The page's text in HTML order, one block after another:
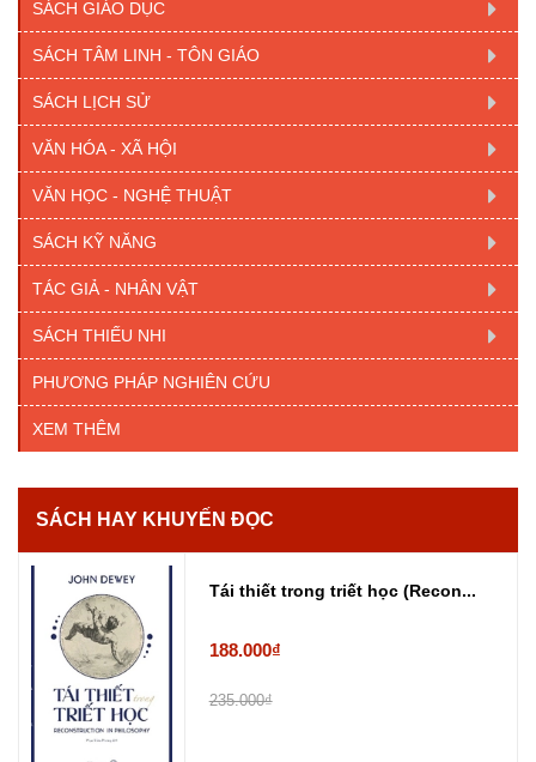
SÁCH GIÁO DỤC
SÁCH TÂM LINH - TÔN GIÁO
SÁCH LỊCH SỬ
VĂN HÓA - XÃ HỘI
VĂN HỌC - NGHỆ THUẬT
SÁCH KỸ NĂNG
TÁC GIẢ - NHÂN VẬT
SÁCH THIẾU NHI
PHƯƠNG PHÁP NGHIÊN CỨU
XEM THÊM
SÁCH HAY KHUYẾN ĐỌC
Tái thiết trong triết học (Recon...
188.000₫
235.000₫